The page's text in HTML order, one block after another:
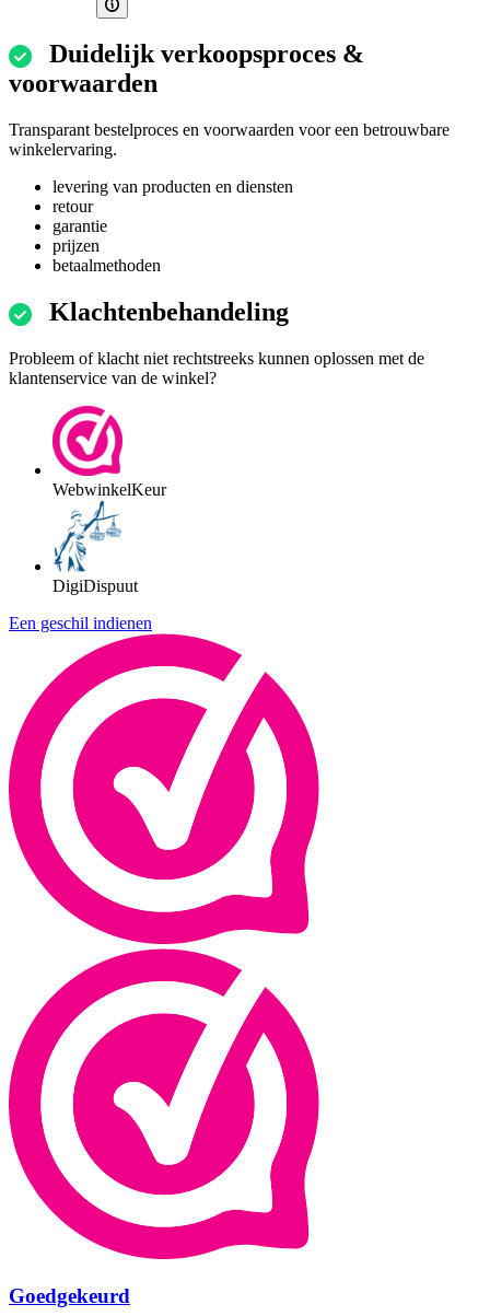
Duidelijk verkoopsproces &
voorwaarden
Transparant bestelproces en voorwaarden voor een betrouwbare
winkelervaring.
levering van producten en diensten
retour
garantie
prijzen
betaalmethoden
Klachtenbehandeling
Probleem of klacht niet rechtstreeks kunnen oplossen met de
klantenservice van de winkel?
WebwinkelKeur
DigiDispuut
Een geschil indienen
Goedgekeurd